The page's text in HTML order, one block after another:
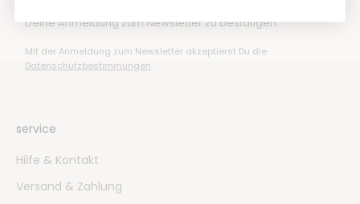
Deine Anmeldung zum Newsletter zu bestätigen.
Mit der Anmeldung zum Newsletter akzeptierst Du die
Datenschutzbestimmungen.
service
Hilfe & Kontakt
Versand & Zahlung